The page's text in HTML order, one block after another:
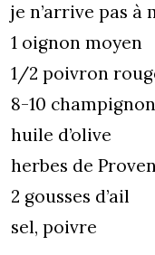
je n’arrive pas à
1 oignon moyen
1/2 poivron
8-10
huile d’olive
herbes de
2 gousses d’ail
sel, poivre